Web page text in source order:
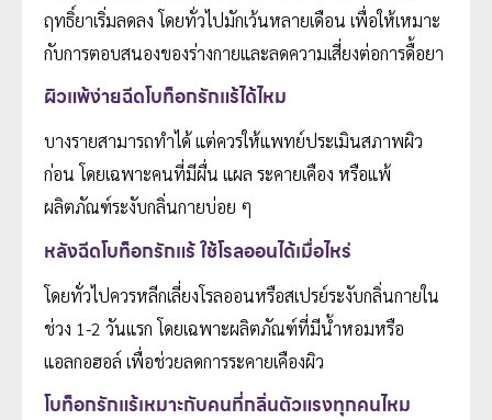
ฤทธิ์ยาเริ่มลดลง โดยทั่วไปมักเว้นหลายเดือน เพื่อให้เหมาะ
กับการตอบสนองของร่างกายและลดความเสี่ยงต่อการดื้อยา
ผิวแพ้ง่ายฉีดโบท็อกรักแร้ได้ไหม
บางรายสามารถทำได้ แต่ควรให้แพทย์ประเมินสภาพผิว
ก่อน โดยเฉพาะคนที่มีผื่น แผล ระคายเคือง หรือแพ้
ผลิตภัณฑ์ระงับกลิ่นกายบ่อย ๆ
หลังฉีดโบท็อกรักแร้ ใช้โรลออนได้เมื่อไหร่
โดยทั่วไปควรหลีกเลี่ยงโรลออนหรือสเปรย์ระงับกลิ่นกายใน
ช่วง 1-2 วันแรก โดยเฉพาะผลิตภัณฑ์ที่มีน้ำหอมหรือ
แอลกอฮอล์ เพื่อช่วยลดการระคายเคืองผิว
โบท็อกรักแร้เหมาะกับคนที่กลิ่นตัวแรงทุกคนไหม